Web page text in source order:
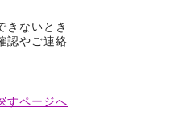
きないとき
認やご連絡
すページへ